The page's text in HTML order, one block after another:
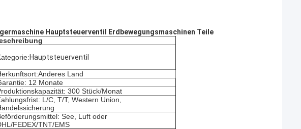
Hauptsteuerventil Erdbewegungsmaschinen Teile
Hauptsteuerventil
Land
12 Monate
300 Stück/Monat
L/C, T/T, Western Union,
See, Luft oder
FEDEX/TNT/EMS